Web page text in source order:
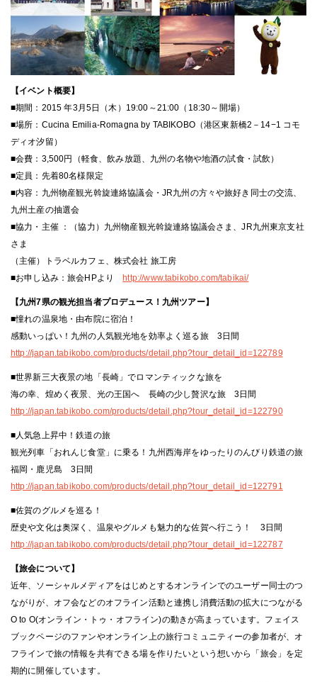
【イベント概要】
■期間：2015 年3月5日（木）19:00～21:00（18:30～開場）
■場所：Cucina Emilia-Romagna by TABIKOBO（港区東新橋2－14−1 コモ
ディオ汐留）
■会費：3,500円（軽食、飲み放題、九州の名物や地酒の試食・試飲）
■定員：先着80名様限定
■内容：九州物産観光斡旋連絡協議会・JR九州の方々や旅好き同士の交流、
九州土産の抽選会
■協力・主催 ：（協力）九州物産観光斡旋連絡協議会さま、JR九州東京支社
さま
（主催）トラベルカフェ、株式会社 旅工房
■お申し込み：旅会HPより
http://www.tabikobo.com/tabikai/
【九州7県の観光担当者プロデュース！九州ツアー】
■憧れの温泉地・由布院に宿泊！
感動いっぱい！九州の人気観光地を効率よく巡る旅 3日間
http://japan.tabikobo.com/products/detail.php?tour_detail_id=122789
■世界新三大夜景の地「長崎」でロマンティックな旅を
海の幸、煌めく夜景、光の王国へ 長崎の少し贅沢な旅 3日間
http://japan.tabikobo.com/products/detail.php?tour_detail_id=122790
■人気急上昇中！鉄道の旅
観光列車「おれんじ食堂」に乗る！九州西海岸をゆったりのんびり鉄道の旅
福岡・鹿児島 3日間
http://japan.tabikobo.com/products/detail.php?tour_detail_id=122791
■佐賀のグルメを巡る！
歴史や文化は奥深く、温泉やグルメも魅力的な佐賀へ行こう！ 3日間
http://japan.tabikobo.com/products/detail.php?tour_detail_id=122787
【旅会について】
近年、ソーシャルメディアをはじめとするオンラインでのユーザー同士のつ
ながりが、オフ会などのオフライン活動と連携し消費活動の拡大につながる
O to O(オンライン・トゥ・オフライン)の動きが高まっています。フェイス
ブックページのファンやオンライン上の旅行コミュニティーの参加者が、オ
フラインで旅の情報を共有できる場を作りたいという想いから「旅会」を定
期的に開催しています。